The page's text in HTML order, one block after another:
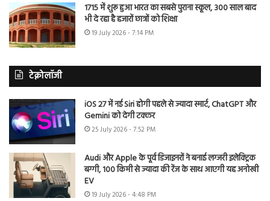
1715 में शुरू हुआ भारत का सबसे पुराना स्कूल, 300 साल बाद
भी दे रहा है हजारों छात्रों को शिक्षा
19 July 2026 - 7:14 PM
टेक्नोलॉजी
iOS 27 में नई Siri होगी पहले से ज्यादा स्मार्ट, ChatGPT और
Gemini को देगी टक्कर
25 July 2026 - 7:52 PM
Audi और Apple के पूर्व डिजाइनरों ने बनाई लग्जरी इलेक्ट्रिक
बग्गी, 100 किमी से ज्यादा की रेंज के साथ आएगी यह अनोखी
EV
19 July 2026 - 4:48 PM